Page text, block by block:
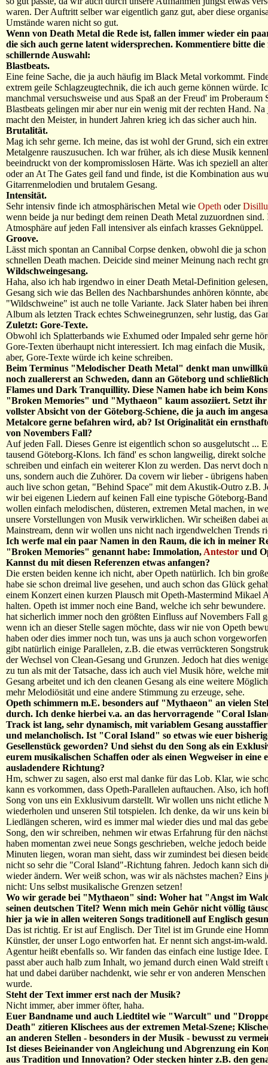
waren. Der Auftritt selber war eigentlich ganz gut, aber diese
Umstände waren nicht so gut.
Wenn von Death Metal die Rede ist, fallen immer wieder ein
die sich auch gerne latent widersprechen. Kommentiere bitte die
schillernde Auswahl:
Blastbeats.
Eine feine Sache, die ja auch häufig im Black Metal vorkommt.
extrem geile Schlagzeugtechnik, die ich auch gerne können würde.
manchmal versuchsweise und aus Spaß an der Freud' im Proberaum
Blastbeats gelingen mir aber nur ein wenig mit der rechten Hand.
macht den Meister, in hundert Jahren krieg ich das sicher auch hin.
Brutalität.
Mag ich sehr gerne. Ich meine, das ist wohl der Grund, sich ein
Metalgenre rauszusuchen. Ich war früher, als ich diese Musik
beeindruckt von der kompromisslosen Härte. Was ich speziell an
oder an At The Gates geil fand und finde, ist die Kombination aus
Gitarrenmelodien und brutalem Gesang.
Intensität.
Sehr intensiv finde ich atmosphärischen Metal wie Opeth oder
wenn beide ja nur bedingt dem reinen Death Metal zuzuordnen sind.
Atmosphäre auf jeden Fall intensiver als einfach krasses Geknüppel.
Groove.
Lässt mich spontan an Cannibal Corpse denken, obwohl die ja
schnellen Death machen. Deicide sind meiner Meinung nach recht
Wildschweingesang.
Haha, also ich hab irgendwo in einer Death Metal-Definition
Gesang sich wie das Bellen des Nachbarshundes anhören könnte,
"Wildschweine" ist auch ne tolle Variante. Jack Slater haben bei
Album als letzten Track echtes Schweinegrunzen, sehr lustig, das
Zuletzt: Gore-Texte.
Obwohl ich Splatterbands wie Exhumed oder Impaled sehr gerne
Gore-Texten überhaupt nicht interessiert. Ich mag einfach die Musik,
aber, Gore-Texte würde ich keine schreiben.
Beim Terminus "Melodischer Death Metal" denkt man
noch zuallererst an Schweden, dann an Göteborg und
Flames und Dark Tranquillity. Diese Namen habe ich beim
"Broken Memories" und "Mythaeon" kaum assoziiert. Setzt ihr
vollster Absicht von der Göteborg-Schiene, die ja auch im
Metalcore gerne befahren wird, ab? Ist Originalität ein
von Novembers Fall?
Auf jeden Fall. Dieses Genre ist eigentlich schon so ausgelutscht ...
tausend Göteborg-Klons. Ich fänd' es schon langweilig, direkt
schreiben und einfach ein weiterer Klon zu werden. Das nervt doch
uns, sondern auch die Zuhörer. Da covern wir lieber - übrigens
auch live schon getan, "Behind Space" mit dem Akustik-Outro z.B.
wir bei eigenen Liedern auf keinen Fall eine typische Göteborg-
wollen einfach melodischen, düsteren, extremen Metal machen, in
unsere Vorstellungen von Musik verwirklichen. Wir scheißen dabei
Mainstream, denn wir wollen uns nicht nach irgendwelchen Trends
Ich werfe mal ein paar Namen in den Raum, die ich in meiner
"Broken Memories" genannt habe: Immolation, Antestor und
Kannst du mit diesen Referenzen etwas anfangen?
Die ersten beiden kenne ich nicht, aber Opeth natürlich. Ich bin
habe sie schon dreimal live gesehen, und auch schon das Glück
einem Konzert einen kurzen Plausch mit Opeth-Mastermind Mikael
halten. Opeth ist immer noch eine Band, welche ich sehr
hat sicherlich immer noch den größten Einfluss auf Novembers Fall
wenn ich an dieser Stelle sagen möchte, dass wir nie von Opeth
haben oder dies immer noch tun, was uns ja auch schon
gibt natürlich einige Parallelen, z.B. die etwas verrückteren
der Wechsel von Clean-Gesang und Grunzen. Jedoch hat dies
zu tun als mit der Tatsache, dass ich auch viel Musik höre, welche
Gesang arbeitet und ich den cleanen Gesang als eine weitere
mehr Melodiösität und eine andere Stimmung zu erzeuge, sehe.
Opeth schimmern m.E. besonders auf "Mythaeon" an vielen
durch. Ich denke hierbei v.a. an das hervorragende "Coral
Track ist lang, sehr dynamisch, mit variablem Gesang
und melancholisch. Ist "Coral Island" so etwas wie euer
Gesellenstück geworden? Und siehst du den Song als ein
eurem musikalischen Schaffen oder als einen Wegweiser in eine
ausladendere Richtung?
Hm, schwer zu sagen, also erst mal danke für das Lob. Klar, wie
kann es vorkommen, dass Opeth-Parallelen auftauchen. Also, ich
Song von uns ein Exklusivum darstellt. Wir wollen uns nicht etliche
wiederholen und unseren Stil totspielen. Ich denke, da wir uns kein
Liedlängen scheren, wird es immer mal wieder dies und mal das
Song, den wir schreiben, nehmen wir etwas Erfahrung für den
haben momentan zwei neue Songs geschrieben, welche jedoch
Minuten liegen, woran man sieht, dass wir zumindest bei diesen
nicht so sehr die "Coral Island"-Richtung fahren. Jedoch kann sich
wieder ändern. Wer weiß schon, was wir als nächstes machen? Eins
nicht: Uns selbst musikalische Grenzen setzen!
Wo wir gerade bei "Mythaeon" sind: Woher hat "Angst im
seinen deutschen Titel? Wenn mich mein Gehör nicht völlig
hier ja wie in allen weiteren Songs traditionell auf Englisch
Das ist richtig. Er ist auf Englisch. Der Titel ist im Grunde eine
Künstler, der unser Logo entworfen hat. Er nennt sich angst-im-
Agentur heißt ebenfalls so. Wir fanden das einfach eine lustige Idee.
passt aber auch halb zum Inhalt, wo jemand durch einen Wald streift
hat und dabei darüber nachdenkt, wie sehr er von anderen Menschen
wurde.
Steht der Text immer erst nach der Musik?
Nicht immer, aber immer öfter, haha.
Euer Bandname und auch Liedtitel wie "Warcult" und
Death" zitieren Klischees aus der extremen Metal-Szene;
an anderen Stellen - besonders in der Musik - bewusst zu
Ist dieses Beieinander von Angleichung und Abgrenzung ein
aus Tradition und Innovation? Oder stecken hinter z.B. den